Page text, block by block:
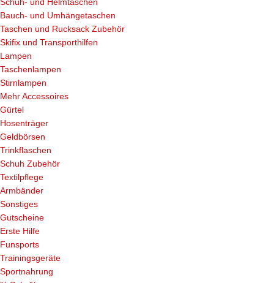
Bauch- und Umhängetaschen
Taschen und Rucksack Zubehör
Skifix und Transporthilfen
Lampen
Taschenlampen
Stirnlampen
Mehr Accessoires
Gürtel
Hosenträger
Geldbörsen
Trinkflaschen
Schuh Zubehör
Textilpflege
Armbänder
Sonstiges
Gutscheine
Erste Hilfe
Funsports
Trainingsgeräte
Sportnahrung